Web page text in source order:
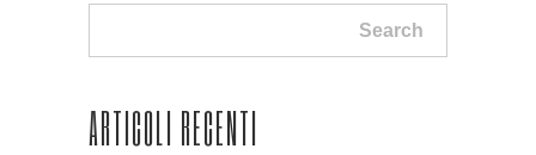
Search
ARTICOLI RECENTI